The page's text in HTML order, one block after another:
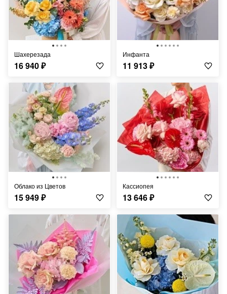
Шахерезада
16 940₽
Инфанта
11 913₽
Облако из Цветов
15 949₽
Кассиопея
13 646₽